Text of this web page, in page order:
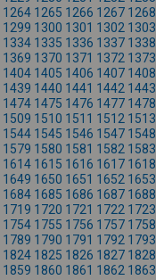
1264 1265 1266 1267 1268
1299 1300 1301 1302 1303
1334 1335 1336 1337 1338
1369 1370 1371 1372 1373
1404 1405 1406 1407 1408
1439 1440 1441 1442 1443
1474 1475 1476 1477 1478
1509 1510 1511 1512 1513
1544 1545 1546 1547 1548
1579 1580 1581 1582 1583
1614 1615 1616 1617 1618
1649 1650 1651 1652 1653
1684 1685 1686 1687 1688
1719 1720 1721 1722 1723
1754 1755 1756 1757 1758
1789 1790 1791 1792 1793
1824 1825 1826 1827 1828
1859 1860 1861 1862 1863